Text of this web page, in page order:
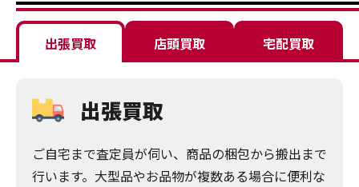
出張買取 店頭買取 宅配買取
出張買取
ご自宅まで査定員が伺い、商品の梱包から搬出まで
行います。大型品やお品物が複数ある場合に便利な